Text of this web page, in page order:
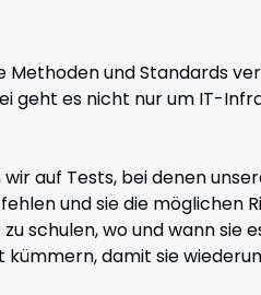
und Standards
geht es nicht nur um IT-
auf Tests, bei denen
und sie die möglichen
schulen, wo und wann
damit sie